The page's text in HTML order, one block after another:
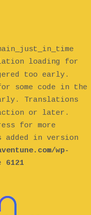
loading for
too early.
some code in the
Translations
or later.
for more
added in version
wp-
6121